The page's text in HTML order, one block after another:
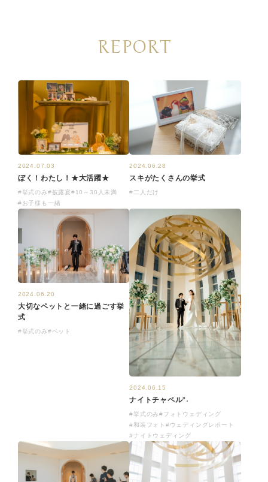
REPORT
2024.07.03
ぼく！わたし！★大活躍★
#挙式のみ#披露宴#10～30人未満
#お子様も一緒
2024.06.28
スキがたくさんの挙式
#二人だけ
2024.06.20
大切なペットと一緒に過ごす挙
式
#挙式のみ#ペット
2024.06.15
ナイトチャペル°˖
#挙式のみ#フォトウェディング
#和装フォト #ウェディングレポート
#ナイトウェディング